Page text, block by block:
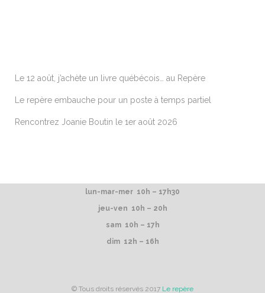
Le 12 août, j’achète un livre québécois… au Repère
Le repère embauche pour un poste à temps partiel
Rencontrez Joanie Boutin le 1er août 2026
lun-mar-mer 10h – 17h30
jeu-ven 10h – 20h
sam 10h – 17h
dim 12h – 16h
© Tous droits réservés 2017 Le repère